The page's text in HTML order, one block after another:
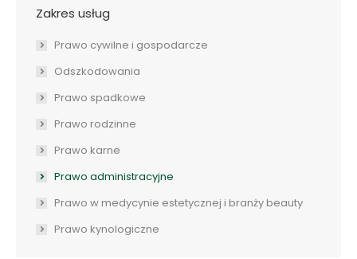
Zakres usług
Prawo cywilne i gospodarcze
Odszkodowania
Prawo spadkowe
Prawo rodzinne
Prawo karne
Prawo administracyjne
Prawo w medycynie estetycznej i branży beauty
Prawo kynologiczne